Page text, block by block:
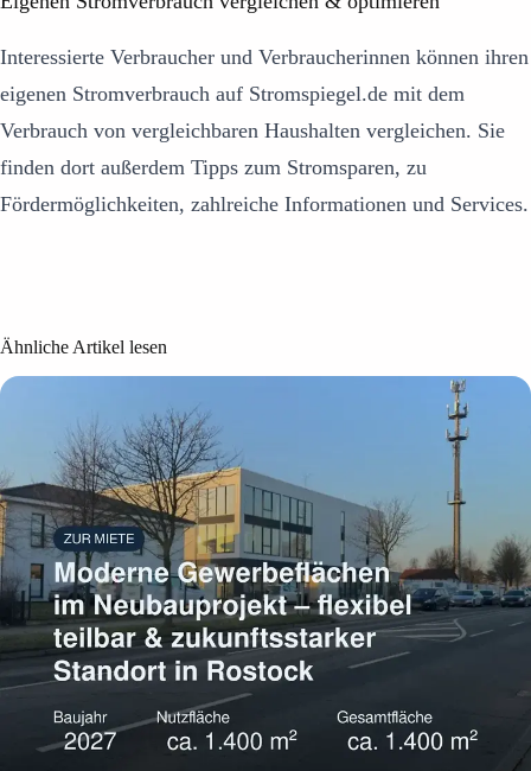
Interessierte Verbraucher und Verbraucherinnen können ihren
eigenen Stromverbrauch auf Stromspiegel.de mit dem
Verbrauch von vergleichbaren Haushalten vergleichen. Sie
finden dort außerdem Tipps zum Stromsparen, zu
Fördermöglichkeiten, zahlreiche Informationen und Services.
Ähnliche Artikel lesen